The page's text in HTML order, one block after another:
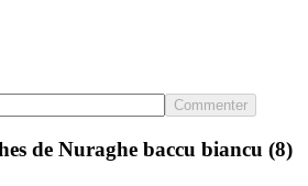
Commenter
de Nuraghe baccu biancu (8)